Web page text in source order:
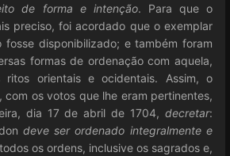
de forma e intenção. Para que o
preciso, foi acordado que o exemplar
fosse disponibilizado; e também foram
formas de ordenação com aquela,
ritos orientais e ocidentais. Assim, o
com os votos que lhe eram pertinentes,
dia 17 de abril de 1704, decretar:
deve ser ordenado integralmente e
os ordens, inclusive os sagrados e,